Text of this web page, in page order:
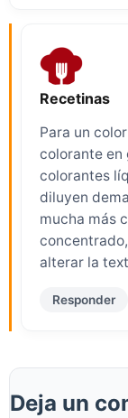
Recetinas
Para un
colorante en
colorantes
diluyen
mucha más
alterar la
Responder
Deja un